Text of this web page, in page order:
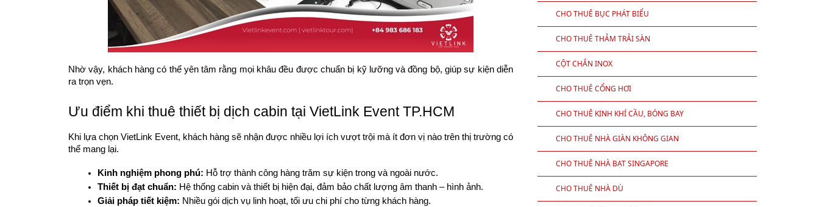
Nhờ vậy, khách hàng có thể yên tâm rằng mọi khâu đều được chuẩn bị kỹ lưỡng và đồng bộ, giúp sự kiện diễn
ra trọn vẹn.
Ưu điểm khi thuê thiết bị dịch cabin tại VietLink Event TP.HCM
Khi lựa chọn VietLink Event, khách hàng sẽ nhận được nhiều lợi ích vượt trội mà ít đơn vị nào trên thị trường có
thể mang lại.
Kinh nghiệm phong phú: Hỗ trợ thành công hàng trăm sự kiện trong và ngoài nước.
Thiết bị đạt chuẩn: Hệ thống cabin và thiết bị hiện đại, đảm bảo chất lượng âm thanh – hình ảnh.
Giải pháp tiết kiệm: Nhiều gói dịch vụ linh hoạt, tối ưu chi phí cho từng khách hàng.
CHO THUÊ BỤC PHÁT BIỂU
CHO THUÊ THẢM TRẢI SÀN
CỘT CHẮN INOX
CHO THUÊ CỔNG HƠI
CHO THUÊ KINH KHÍ CẦU, BÓNG BAY
CHO THUÊ NHÀ GIÀN KHÔNG GIAN
CHO THUÊ NHÀ BẠT SINGAPORE
CHO THUÊ NHÀ DÙ